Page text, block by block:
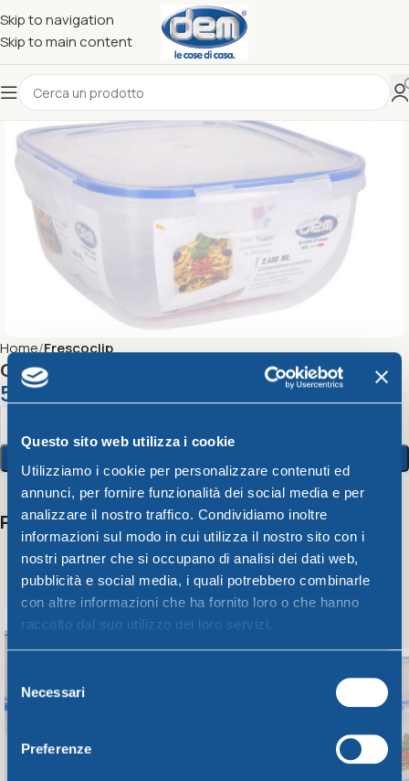
Questo sito web utilizza i cookie
Utilizziamo i cookie per personalizzare contenuti ed
annunci, per fornire funzionalità dei social media e per
analizzare il nostro traffico. Condividiamo inoltre
informazioni sul modo in cui utilizza il nostro sito con i
nostri partner che si occupano di analisi dei dati web,
pubblicità e social media, i quali potrebbero combinarle
con altre informazioni che ha fornito loro o che hanno
raccolto dal suo utilizzo dei loro servizi.
delNecessari
Preferenze
Skip to navigation
Skip to main content
Home Frescoclip
Contenitore ermetico quadrato 1,5Lt
5,08
Potrebbero interessarti anche